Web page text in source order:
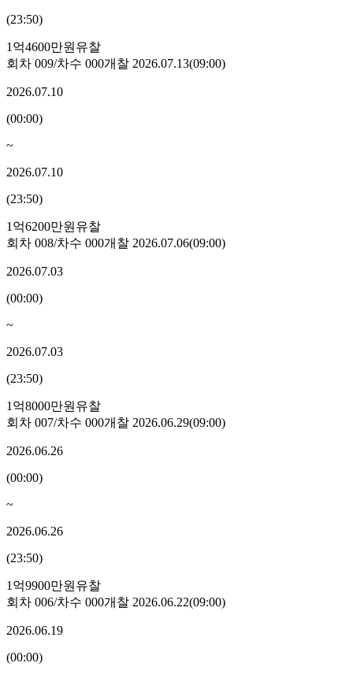
(23:50)
1억4600만원 유찰
회차 009/차수 000개찰 2026.07.13(09:00)
2026.07.10
(00:00)
~
2026.07.10
(23:50)
1억6200만원 유찰
회차 008/차수 000개찰 2026.07.06(09:00)
2026.07.03
(00:00)
~
2026.07.03
(23:50)
1억8000만원 유찰
회차 007/차수 000개찰 2026.06.29(09:00)
2026.06.26
(00:00)
~
2026.06.26
(23:50)
1억9900만원 유찰
회차 006/차수 000개찰 2026.06.22(09:00)
2026.06.19
(00:00)